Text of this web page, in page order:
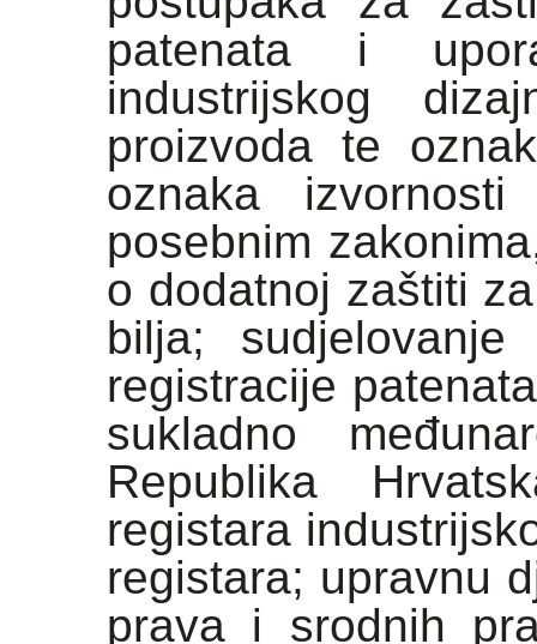
patenata i
industrijskog
proizvoda te
oznaka
posebnim
o dodatnoj zaštiti
bilja;
registracije
sukladno
Republika
registara
registara; upravnu
prava i srodnih